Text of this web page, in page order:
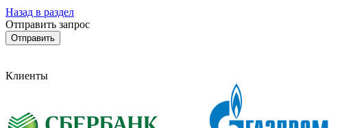
Назад в раздел
Отправить запрос
Клиенты